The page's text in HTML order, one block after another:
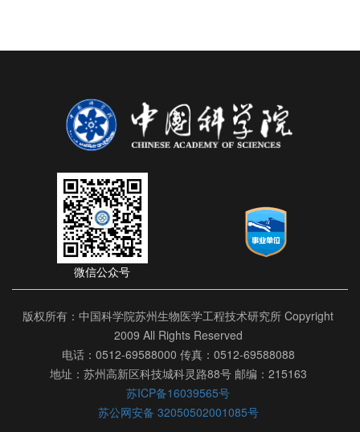
微信公众号
版权所有：中国科学院苏州生物医学工程技术研究所 Copyright
2009 All Rights Reserved
电话：0512-69588000 传真：0512-69588088
地址：苏州高新区科技城科灵路88号 邮编：215163
苏ICP备16039565号
苏公网安备 32050502001085号